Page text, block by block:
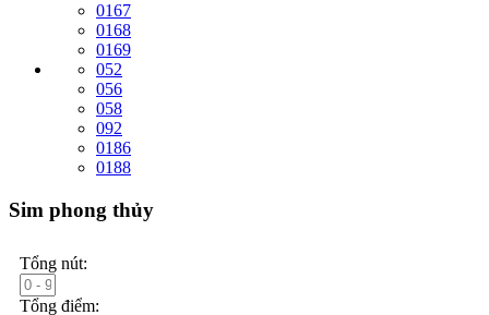
0167
0168
0169
052
056
058
092
0186
0188
Sim phong thủy
Tổng nút:
Tổng điểm: